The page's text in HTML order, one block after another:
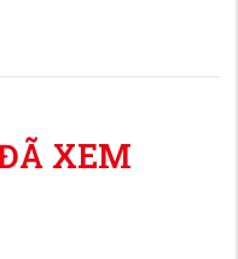
XEM